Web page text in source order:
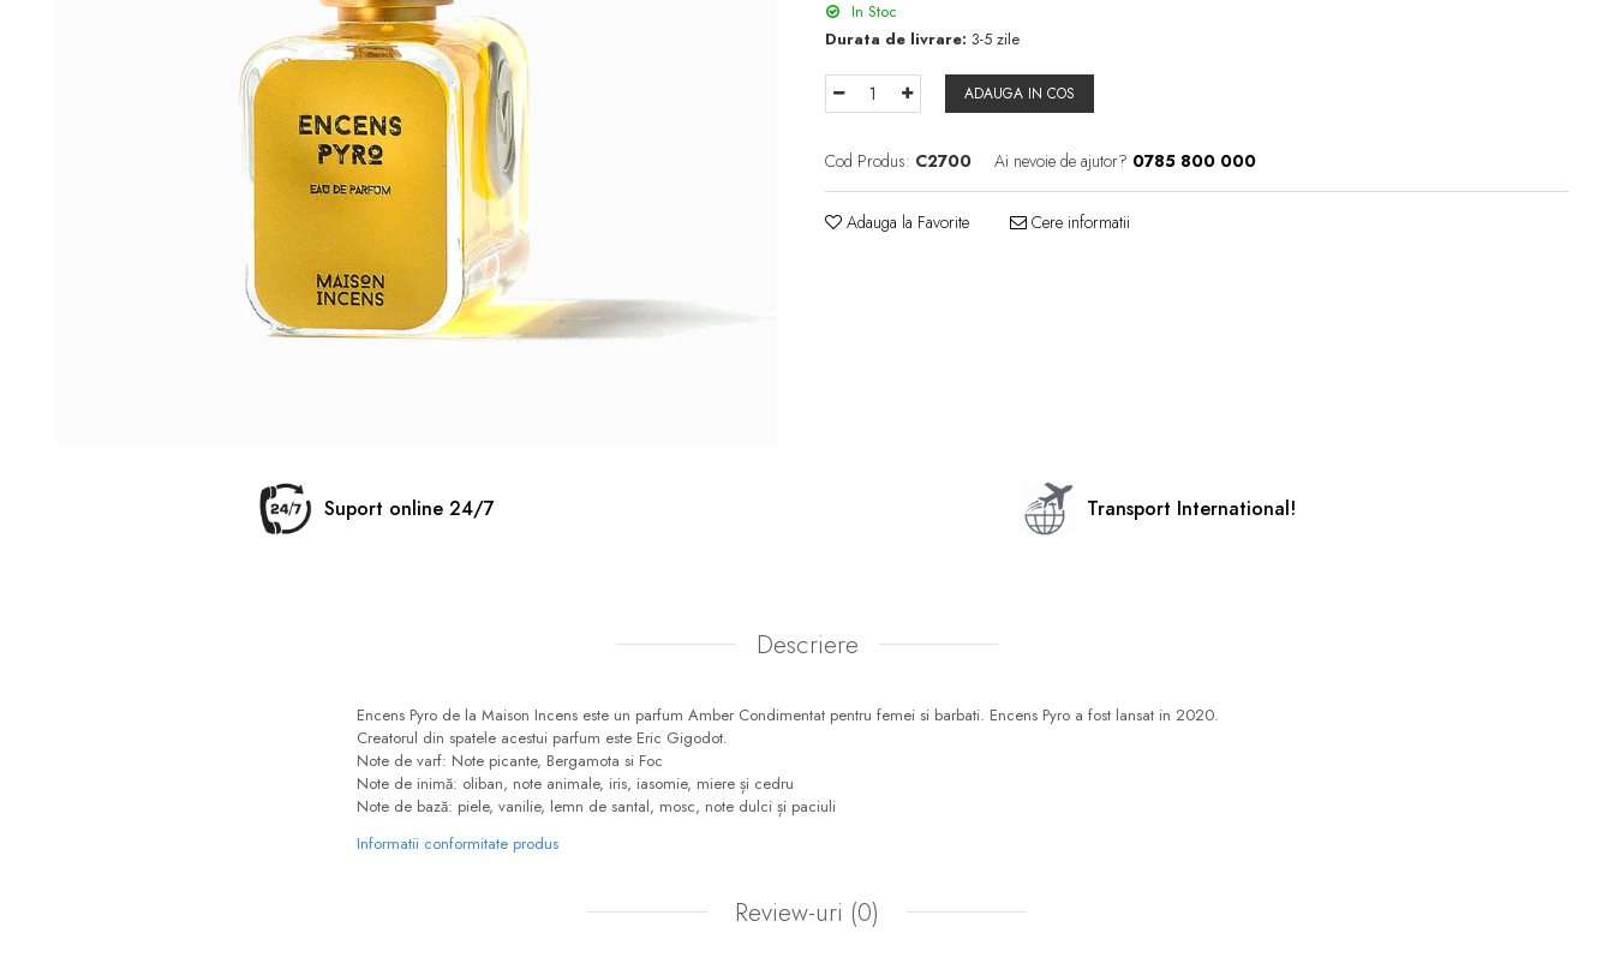
In Stoc
Durata de livrare: 3-5 zile
ADAUGA IN COS
Cod Produs: C2700 Ai nevoie de ajutor? 0785 800 000
Adauga la Favorite Cere informatii
Suport online 24/7 Transport International!
Descriere
Encens Pyro de la Maison Incens este un parfum Amber Condimentat pentru femei si barbati. Encens Pyro a fost lansat in 2020.
Creatorul din spatele acestui parfum este Eric Gigodot.
Note de varf: Note picante, Bergamota si Foc
Note de inimă: oliban, note animale, iris, iasomie, miere și cedru
Note de bază: piele, vanilie, lemn de santal, mosc, note dulci și paciuli
Informatii conformitate produs
Review-uri (0)